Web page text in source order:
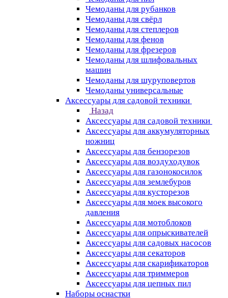
Чемоданы для рубанков
Чемоданы для свёрл
Чемоданы для степлеров
Чемоданы для фенов
Чемоданы для фрезеров
Чемоданы для шлифовальных
машин
Чемоданы для шуруповертов
Чемоданы универсальные
Аксессуары для садовой техники
Назад
Аксессуары для садовой техники
Аксессуары для аккумуляторных
ножниц
Аксессуары для бензорезов
Аксессуары для воздуходувок
Аксессуары для газонокосилок
Аксессуары для землебуров
Аксессуары для кусторезов
Аксессуары для моек высокого
давления
Аксессуары для мотоблоков
Аксессуары для опрыскивателей
Аксессуары для садовых насосов
Аксессуары для секаторов
Аксессуары для скарификаторов
Аксессуары для триммеров
Аксессуары для цепных пил
Наборы оснастки